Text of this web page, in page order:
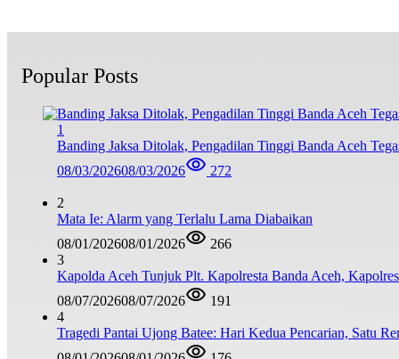
Popular Posts
1
Banding Jaksa Ditolak, Pengadilan Tinggi Banda Aceh
08/03/202608/03/2026 272
2
Mata Ie: Alarm yang Terlalu Lama Diabaikan
08/01/202608/01/2026
266
3
Kapolda Aceh Tunjuk Plt. Kapolresta Banda Aceh,
08/07/202608/07/2026
191
4
Tragedi Pantai Ujong Batee: Hari Kedua Pencarian, Satu